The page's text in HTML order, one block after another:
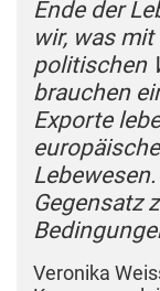
Ende der
wir, was
politischen
brauchen
Exporte
Gegensatz
Veronika